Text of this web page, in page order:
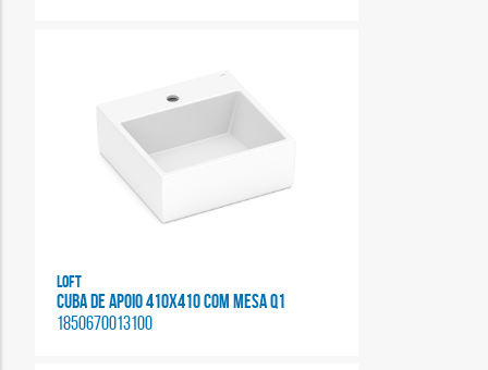
Loft
CUBA DE APOIO 410X410 COM MESA Q1
1850670013100